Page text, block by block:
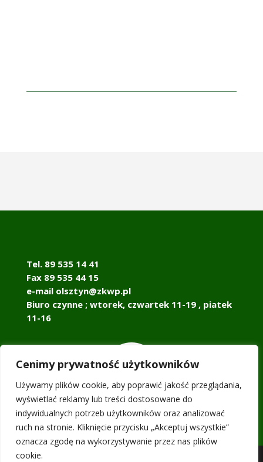
Cenimy prywatność użytkowników
Używamy plików cookie, aby poprawić jakość przeglądania,
wyświetlać reklamy lub treści dostosowane do
indywidualnych potrzeb użytkowników oraz analizować
ruch na stronie. Kliknięcie przycisku „Akceptuj wszystkie”
oznacza zgodę na wykorzystywanie przez nas plików
cookie.
Tel. 89 535 14 41
Fax 89 535 44 15
e-mail olsztyn@zkwp.pl
Biuro czynne ; wtorek, czwartek 11-19 , piatek
11-16
